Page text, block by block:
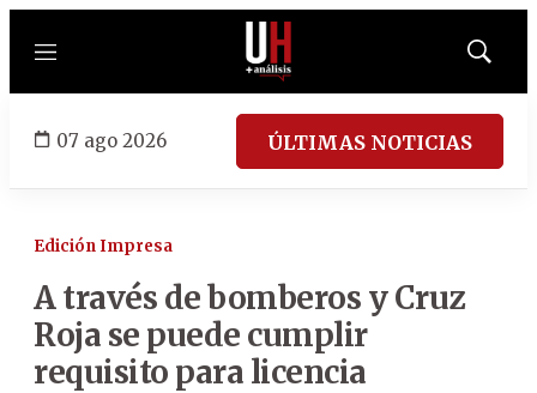
Menú
Mostrar
07 ago 2026 ÚLTIMAS NOTICIAS
Edición Impresa
A través de bomberos y Cruz
Roja se puede cumplir
requisito para licencia